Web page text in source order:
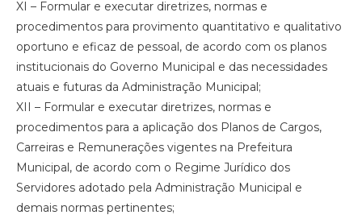
XI – Formular e executar diretrizes, normas e
procedimentos para provimento quantitativo e qualitativo
oportuno e eficaz de pessoal, de acordo com os planos
institucionais do Governo Municipal e das necessidades
atuais e futuras da Administração Municipal;
XII – Formular e executar diretrizes, normas e
procedimentos para a aplicação dos Planos de Cargos,
Carreiras e Remunerações vigentes na Prefeitura
Municipal, de acordo com o Regime Jurídico dos
Servidores adotado pela Administração Municipal e
demais normas pertinentes;